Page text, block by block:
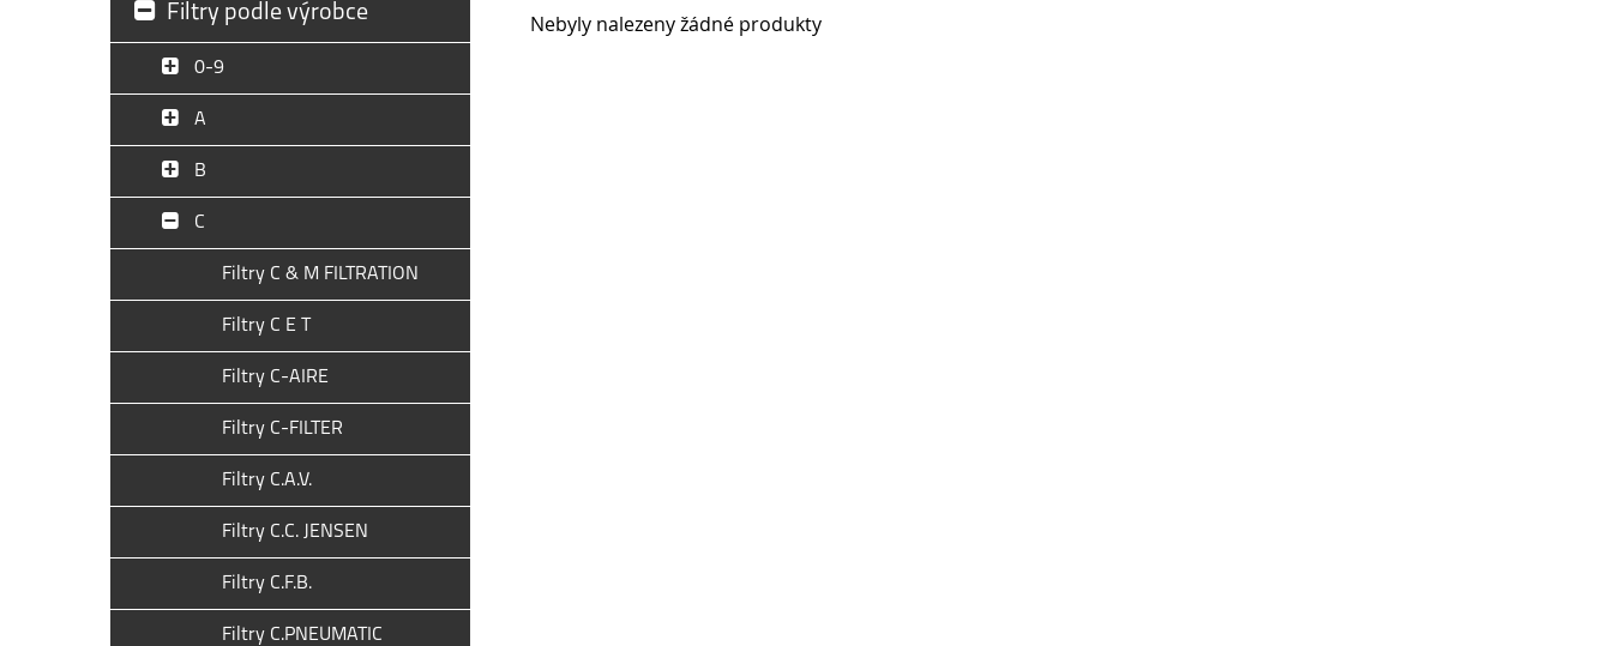
Filtry podle výrobce
0-9
A
B
C
Filtry C & M FILTRATION
Filtry C E T
Filtry C-AIRE
Filtry C-FILTER
Filtry C.A.V.
Filtry C.C. JENSEN
Filtry C.F.B.
Filtry C.PNEUMATIC
Nebyly nalezeny žádné produkty